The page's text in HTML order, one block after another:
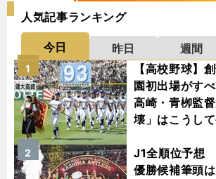
人気記事ランキング
今日 昨日 週間
【高校野球】
園初出場がす
高崎・青栁監
壊」はこうし
1
J1全順位予想
優勝候補筆頭
2